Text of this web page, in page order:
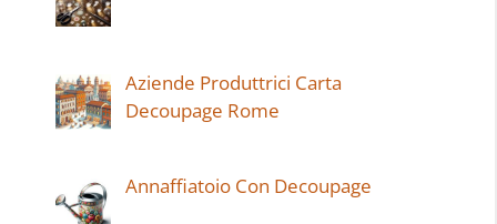
Aziende Produttrici Carta
Decoupage Rome
Annaffiatoio Con Decoupage